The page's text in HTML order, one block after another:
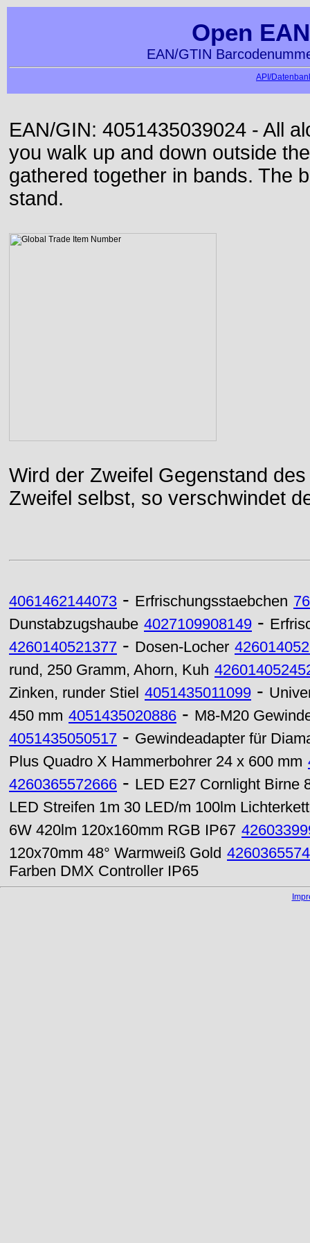
Open
EAN/GTIN
API/
EAN/GIN: 4051435039024 - All
you walk up and down outside
gathered together in bands. The
stand.
Wird der Zweifel Gegenstand
Zweifel selbst, so verschwindet
4061462144073 - Erfrischungsstaebchen
Dunstabzugshaube 4027109908149 -
4260140521377 - Dosen-Locher
rund, 250 Gramm, Ahorn, Kuh
Zinken, runder Stiel 4051435011099 -
450 mm 4051435020886 - M8-M20
4051435050517 - Gewindeadapter für
Plus Quadro X Hammerbohrer 24 x 600 mm
4260365572666 - LED E27 Cornlight Birne
LED Streifen 1m 30 LED/m 100lm
6W 420lm 120x160mm RGB IP67
120x70mm 48° Warmweiß Gold
Farben DMX Controller IP65